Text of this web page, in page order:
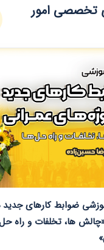
تخصصی امور
ضوابط کارهای جدید
ها، تخلفات و راه